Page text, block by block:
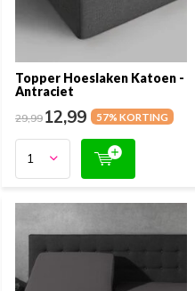
Topper Hoeslaken Katoen -
Antraciet
29,9912,99 57% KORTING